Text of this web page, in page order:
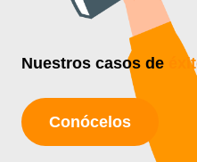
Nuestros casos de
Conócelos